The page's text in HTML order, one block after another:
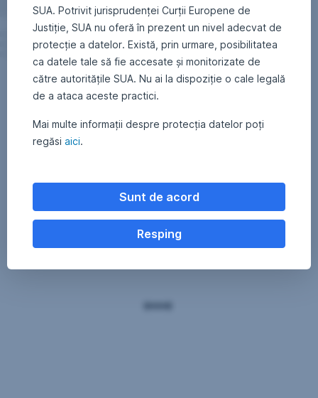
SUA. Potrivit jurisprudenței Curții Europene de
Justiție, SUA nu oferă în prezent un nivel adecvat de
protecție a datelor. Există, prin urmare, posibilitatea
ca datele tale să fie accesate și monitorizate de
către autoritățile SUA. Nu ai la dispoziție o cale legală
de a ataca aceste practici.
Mai multe informații despre protecția datelor poți
regăsi aici.
Sunt de acord
Resping